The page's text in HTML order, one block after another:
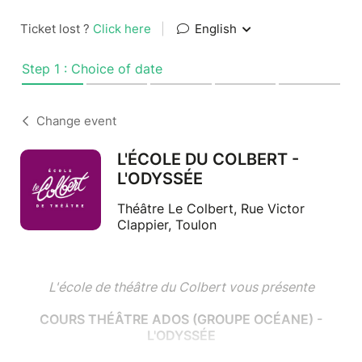
Ticket lost ? Click here English
Step 1 : Choice of date
Change event
L'ÉCOLE DU COLBERT -
L'ODYSSÉE
Théâtre Le Colbert, Rue Victor
Clappier, Toulon
L'école de théâtre du Colbert vous présente
COURS THÉÂTRE ADOS (GROUPE OCÉANE) -
L'ODYSSÉE